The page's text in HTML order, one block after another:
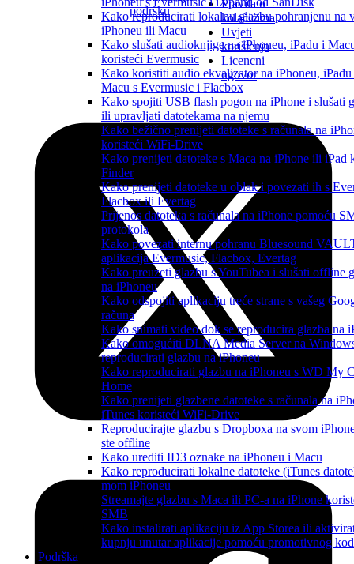
Kako reproducirati lokalnu glazbu pohranjenu na
iPhoneu ili Macu
Kako slušati audioknjige na iPhoneu, iPadu i
koristeći Evermusic
Kako koristiti audio ekvalizator na iPhoneu,
Macu s Evermusic i Flacbox
Kako spojiti USB flash pogon na iPhone i slušati
ili upravljati datotekama na njemu
Kako bežično prenijeti datoteke s računala na
koristeći WiFi-Drive
Kako prenijeti datoteke s Maca na iPhone ili iPad
Finder
Kako prenijeti datoteke u oblak i povezati ih s
Flacbox ili Evertag
Prijenos datoteka s računala na iPhone pomoću
protokola
Kako povezati internu pohranu Bluesound
aplikacija Evermusic, Flacbox, Evertag
Kako preuzeti glazbu s YouTubea i slušati offline
na iPhoneu
Kako odspojiti aplikaciju treće strane s vašeg
računa
Kako snimati video dok se reproducira glazba na
Kako omogućiti DLNA Media Server na
reproducirati glazbu na iPhoneu
Kako reproducirati glazbu na iPhoneu s WD My
Home
Kako prenijeti glazbene datoteke s računala na
iTunes koristeći WiFi-Drive
Reproducirajte glazbu s Dropboxa na svom
ste offline
Kako urediti ID3 oznake na iPhoneu i Macu
Kako reproducirati lokalne datoteke (iTunes
mom iPhoneu
Streamajte glazbu s Maca ili PC-a na iPhone
SMB
Kako instalirati aplikaciju iz App Storea ili
kupnju unutar aplikacije pomoću promotivnog
Podrška
podršku
Pravila o
kolačićima
Uvjeti
korištenja
Licencni
ugovor